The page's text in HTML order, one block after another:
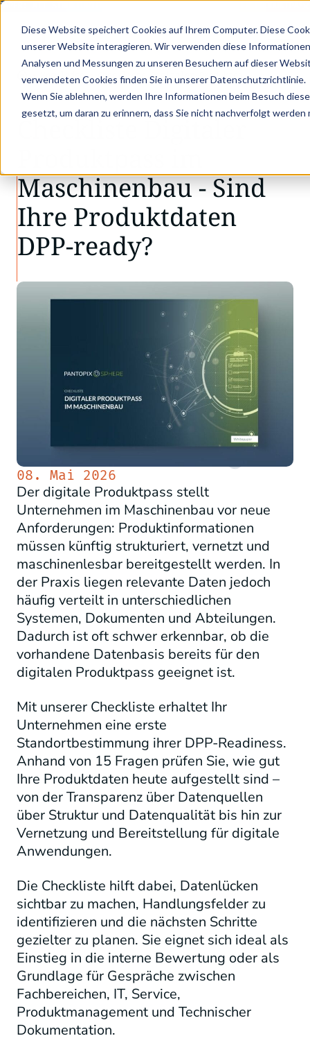
Diese Website speichert Cookies auf Ihrem Computer. Diese
unserer Website interagieren. Wir verwenden diese
Analysen und Messungen zu unseren Besuchern auf dieser
verwendeten Cookies finden Sie in unserer Datenschutzrichtlinie.
Wenn Sie ablehnen, werden Ihre Informationen beim Besuch
gesetzt, um daran zu erinnern, dass Sie nicht nachverfolgt werden
MIT STRUKTURIERTEN PRODUKTDATEN ZUM DIGITALEN
Knowledge•
Checkliste Digitaler Produktpa…
WHITEPAPER
Checkliste Digitaler
Maschinenbau - Sind
Ihre Produktdaten
DPP-ready?
08. Mai 2026
Der digitale Produktpass stellt
Unternehmen im Maschinenbau vor neue
Anforderungen: Produktinformationen
müssen künftig strukturiert, vernetzt und
maschinenlesbar bereitgestellt werden. In
der Praxis liegen relevante Daten jedoch
häufig verteilt in unterschiedlichen
Systemen, Dokumenten und Abteilungen.
Dadurch ist oft schwer erkennbar, ob die
vorhandene Datenbasis bereits für den
digitalen Produktpass geeignet ist.
Mit unserer Checkliste erhaltet Ihr
Unternehmen eine erste
Standortbestimmung ihrer DPP-Readiness.
Anhand von 15 Fragen prüfen Sie, wie gut
Ihre Produktdaten heute aufgestellt sind –
von der Transparenz über Datenquellen
über Struktur und Datenqualität bis hin zur
Vernetzung und Bereitstellung für digitale
Anwendungen.
Die Checkliste hilft dabei, Datenlücken
sichtbar zu machen, Handlungsfelder zu
identifizieren und die nächsten Schritte
gezielter zu planen. Sie eignet sich ideal als
Einstieg in die interne Bewertung oder als
Grundlage für Gespräche zwischen
Fachbereichen, IT, Service,
Produktmanagement und Technischer
Dokumentation.